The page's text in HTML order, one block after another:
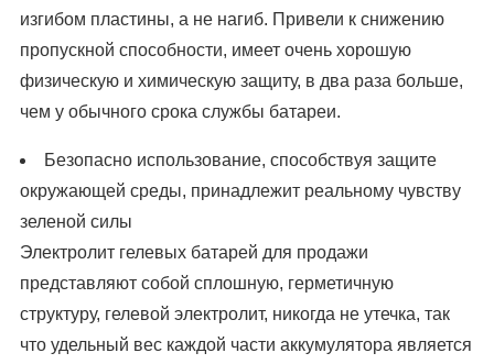
изгибом пластины, а не нагиб. Привели к снижению
пропускной способности, имеет очень хорошую
физическую и химическую защиту, в два раза больше,
чем у обычного срока службы батареи.
Безопасно использование, способствуя защите
окружающей среды, принадлежит реальному чувству
зеленой силы
Электролит гелевых батарей для продажи
представляют собой сплошную, герметичную
структуру, гелевой электролит, никогда не утечка, так
что удельный вес каждой части аккумулятора является